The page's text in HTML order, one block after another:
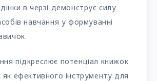
в черзі демонструє силу
навчання у формуванні
підкреслює потенціал книжок
як ефективного інструменту для